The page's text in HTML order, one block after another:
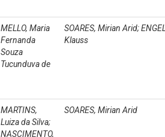
MELLO, Maria
Fernanda
Souza
Tucunduva de
SOARES, Mirian Arid;
Klauss
MARTINS,
Luiza da Silva;
NASCIMENTO,
SOARES, Mirian Arid